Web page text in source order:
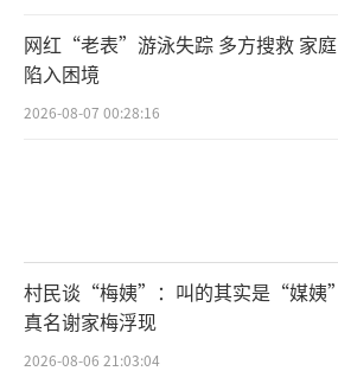
网红“老表”游泳失踪 多方搜救 家庭
陷入困境
2026-08-07 00:28:16
村民谈“梅姨”：叫的其实是“媒姨”
真名谢家梅浮现
2026-08-06 21:03:04